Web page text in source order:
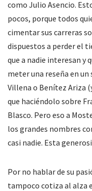
como Julio Asencio.
pocos, porque todos
cimentar sus carreras
dispuestos a perder el
que a nadie interesan y
meter una reseña en
Villena o Benítez Ariza
que haciéndolo sobre
Blasco. Pero eso a
los grandes nombres
casi nadie. Esta
Por no hablar de su
tampoco cotiza al alza